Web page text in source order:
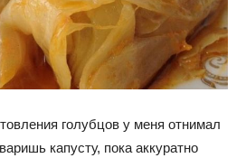
голубцов у меня отнимал
капусту, пока аккуратно